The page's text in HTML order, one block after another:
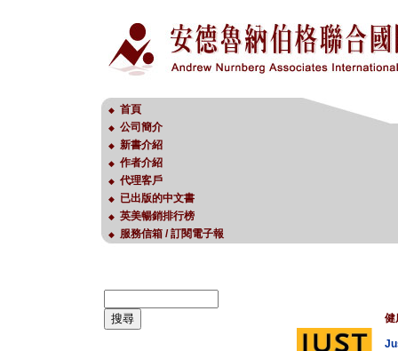
◆ 首頁
◆ 公司簡介
◆ 新書介紹
◆ 作者介紹
◆ 代理客戶
◆ 已出版的中文書
◆ 英美暢銷排行榜
◆ 服務信箱 / 訂閱電子報
健